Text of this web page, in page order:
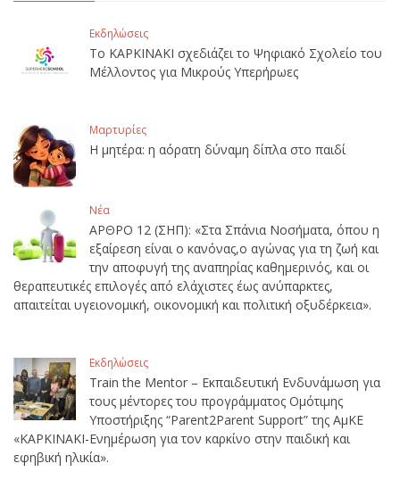
Εκδηλώσεις
Το ΚΑΡΚΙΝΑΚΙ σχεδιάζει το Ψηφιακό Σχολείο του
Μέλλοντος για Μικρούς Υπερήρωες
Μαρτυρίες
Η μητέρα: η αόρατη δύναμη δίπλα στο παιδί
Νέα
ΑΡΘΡΟ 12 (ΣΗΠ): «Στα Σπάνια Νοσήματα, όπου η
εξαίρεση είναι ο κανόνας,ο αγώνας για τη ζωή και
την αποφυγή της αναπηρίας καθημερινός, και οι
θεραπευτικές επιλογές από ελάχιστες έως ανύπαρκτες,
απαιτείται υγειονομική, οικονομική και πολιτική οξυδέρκεια».
Εκδηλώσεις
Train the Mentor – Εκπαιδευτική Ενδυνάμωση για
τους μέντορες του προγράμματος Ομότιμης
Υποστήριξης “Parent2Parent Support” της ΑμΚΕ
«ΚΑΡΚΙΝΑΚΙ-Ενημέρωση για τον καρκίνο στην παιδική και
εφηβική ηλικία».